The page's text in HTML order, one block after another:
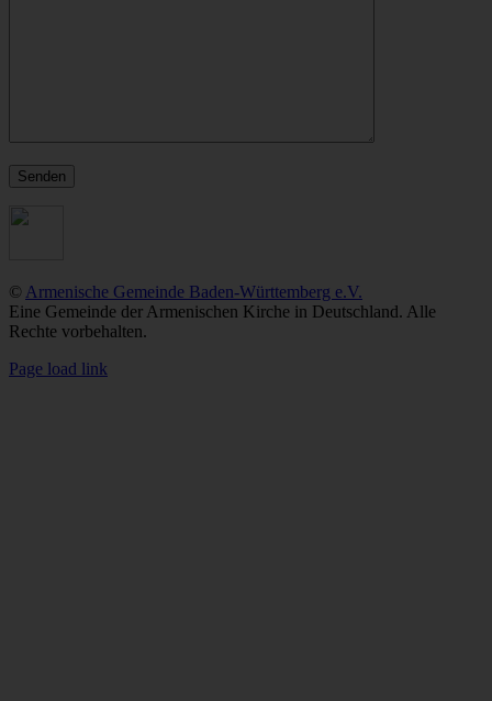
© Armenische Gemeinde Baden-Württemberg e.V.
Eine Gemeinde der Armenischen Kirche in Deutschland. Alle
Rechte vorbehalten.
Facebook
X
Instagram
YouTube
Spotify
Telegram
LinkedIn
SoundCloud
Page load link